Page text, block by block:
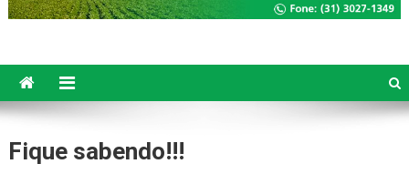
Fique sabendo!!!